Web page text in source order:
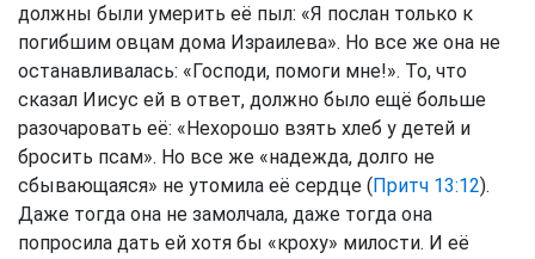
должны были умерить её пыл: «Я послан только к
погибшим овцам дома Израилева». Но все же она не
останавливалась: «Господи, помоги мне!». То, что
сказал Иисус ей в ответ, должно было ещё больше
разочаровать её: «Нехорошо взять хлеб у детей и
бросить псам». Но все же «надежда, долго не
сбывающаяся» не утомила её сердце ( Притч 13:12).
Даже тогда она не замолчала, даже тогда она
попросила дать ей хотя бы «кроху» милости. И её